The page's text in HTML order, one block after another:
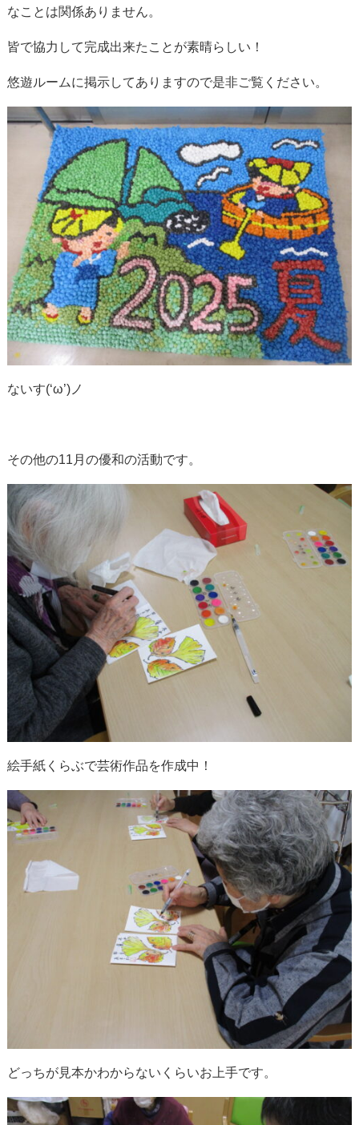
なことは関係ありません。
皆で協力して完成出来たことが素晴らしい！
悠遊ルームに掲示してありますので是非ご覧ください。
ないす(‘ω’)ノ
その他の11月の優和の活動です。
絵手紙くらぶで芸術作品を作成中！
どっちが見本かわからないくらいお上手です。